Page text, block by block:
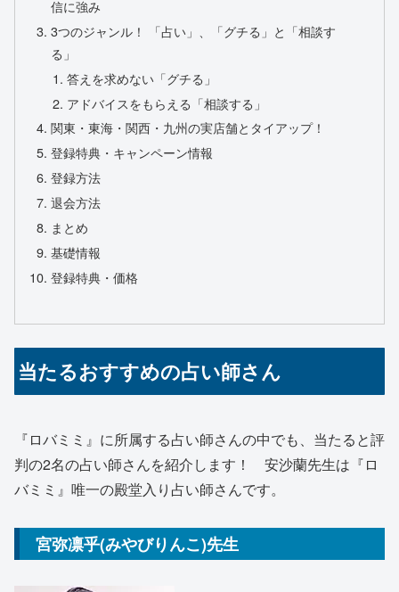
信に強み
3つのジャンル！ 「占い」、「グチる」と「相談す
る」
答えを求めない「グチる」
アドバイスをもらえる「相談する」
関東・東海・関西・九州の実店舗とタイアップ！
登録特典・キャンペーン情報
登録方法
退会方法
まとめ
基礎情報
登録特典・価格
当たるおすすめの占い師さん
『ロバミミ』に所属する占い師さんの中でも、当たると評
判の2名の占い師さんを紹介します！ 安沙蘭先生は『ロ
バミミ』唯一の殿堂入り占い師さんです。
宮弥凛乎(みやびりんこ)先生